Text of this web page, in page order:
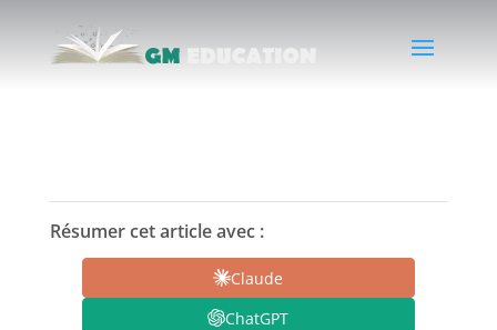
Résumer cet article avec :
Claude
ChatGPT